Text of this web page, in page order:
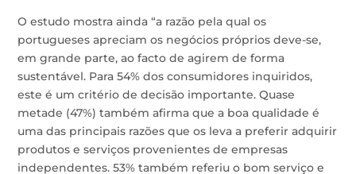
O estudo mostra ainda “a razão pela qual os
portugueses apreciam os negócios próprios deve-se,
em grande parte, ao facto de agirem de forma
sustentável. Para 54% dos consumidores inquiridos,
este é um critério de decisão importante. Quase
metade (47%) também afirma que a boa qualidade é
uma das principais razões que os leva a preferir adquirir
produtos e serviços provenientes de empresas
independentes. 53% também referiu o bom serviço e